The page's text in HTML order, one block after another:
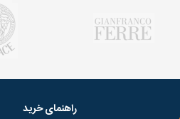
راهنمای خرید